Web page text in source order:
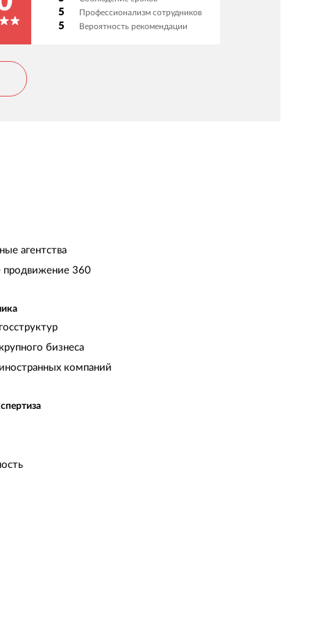
укреплять позиции бренда в отрасли.
АСТОНИА продемонстрировала
аудитории. Отдельно
внимательное отношение к
за профессионализм и
5 Профессионализм сотрудников
5 Вероятность рекомендации
агентства
продвижение 360
бизнеса
компаний